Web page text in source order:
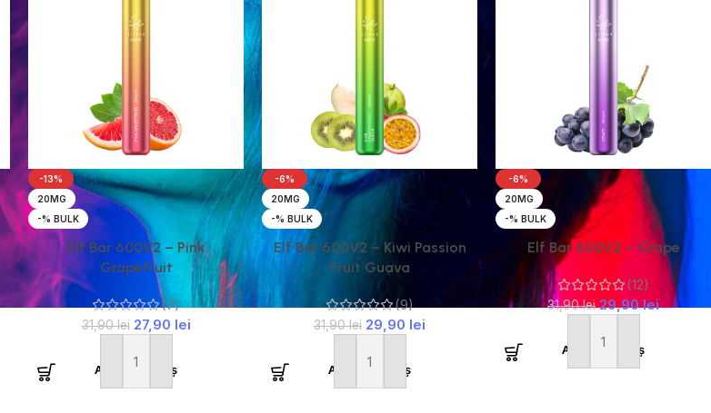
-13%
20MG
-% BULK
Elf Bar 600V2 – Pink
Grapefruit
(7)
31,90lei 27,90 lei
Adaugă în coș
-6%
20MG
-% BULK
Elf Bar 600V2 – Kiwi Passion
Fruit Guava
(9)
31,90lei 29,90 lei
Adaugă în coș
-6%
20MG
-% BULK
Elf Bar 600V2 – Grape
(12)
31,90lei 29,90lei
Adaugă în coș